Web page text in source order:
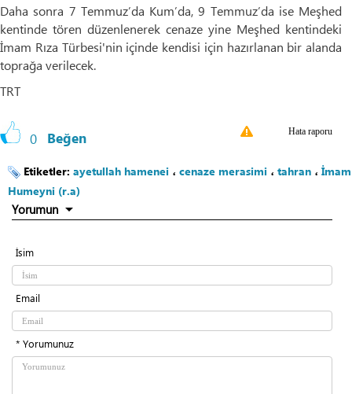
Daha sonra 7 Temmuz’da Kum’da, 9 Temmuz’da ise Meşhed
kentinde tören düzenlenerek cenaze yine Meşhed kentindeki
İmam Rıza Türbesi'nin içinde kendisi için hazırlanan bir alanda
toprağa verilecek.​​​​​​​
TRT
0 Beğen Hata raporu
Etiketler: ayetullah hamenei ، cenaze merasimi ، tahran ، İmam
Humeyni (r.a)
Yorumun
İsim
Email
* Yorumunuz